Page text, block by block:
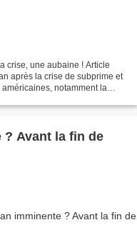
crise, une aubaine ! Article
après la crise de subprime et
notamment la
Avant la fin de